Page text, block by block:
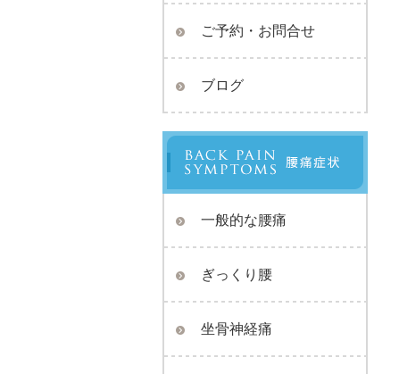
ご予約・お問合せ
ブログ
一般的な腰痛
ぎっくり腰
坐骨神経痛